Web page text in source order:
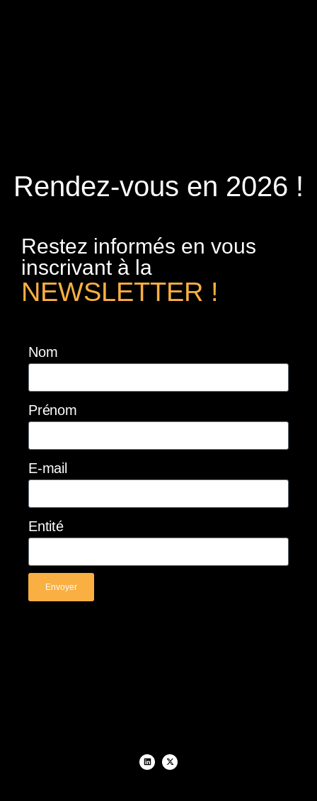
Rendez-vous en 2026 !
Restez informés en vous
inscrivant à la
NEWSLETTER !
Nom
Prénom
E-mail
Entité
Envoyer